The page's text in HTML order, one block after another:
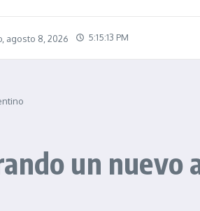
agosto 8, 2026 5:15:15 PM
un nuevo